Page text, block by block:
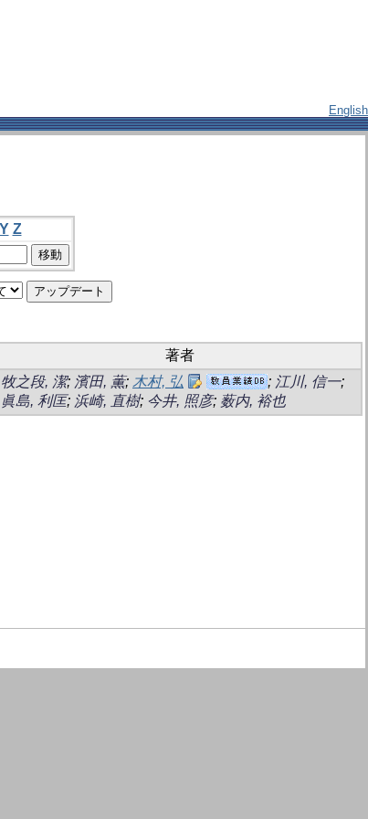
English
Y Z
著者
牧之段, 潔; 濱田, 薫; 木村, 弘 ; 江川, 信一;
眞島, 利匡; 浜崎, 直樹; 今井, 照彦; 薮内, 裕也